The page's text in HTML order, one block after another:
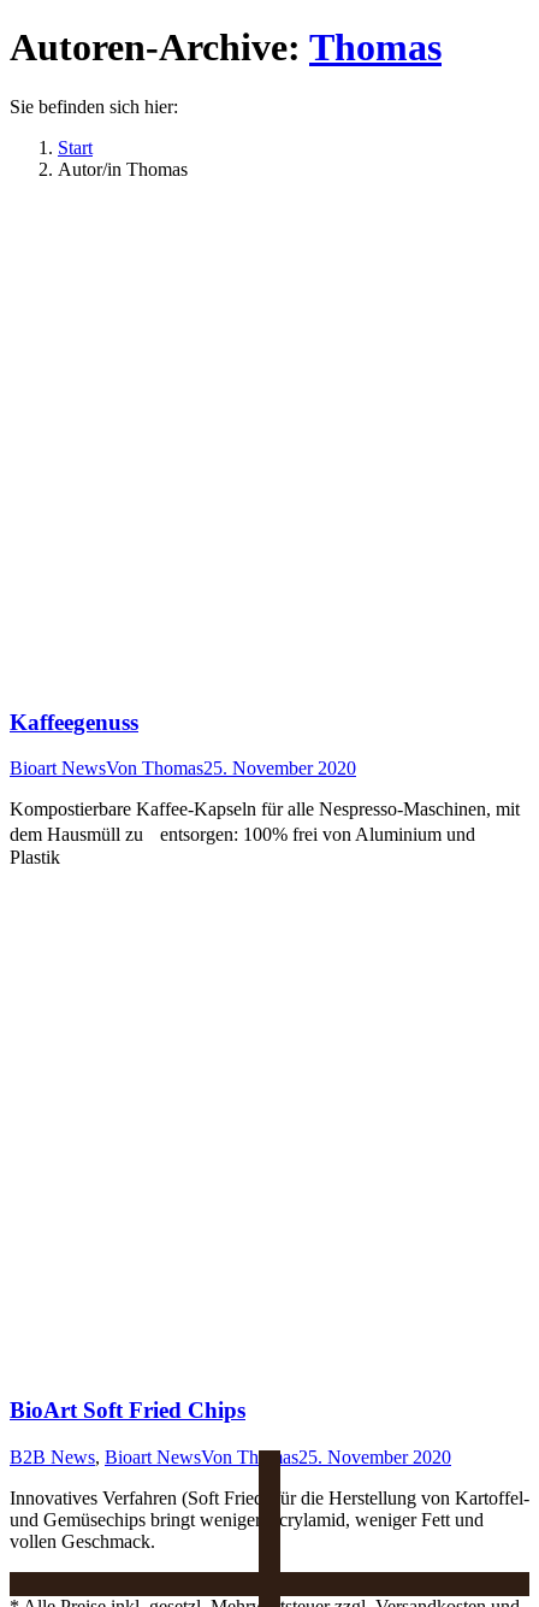
Autoren-Archive: Thomas
Sie befinden sich hier:
Start
Autor/in Thomas
Kaffeegenuss
Bioart NewsVon Thomas25. November 2020
Kompostierbare Kaffee-Kapseln für alle Nespresso-Maschinen, mit
dem Hausmüll zu entsorgen: 100% frei von Aluminium und
Plastik
BioArt Soft Fried Chips
B2B News, Bioart NewsVon Thomas25. November 2020
Innovatives Verfahren (Soft Fried) für die Herstellung von Kartoffel-
und Gemüsechips bringt weniger Acrylamid, weniger Fett und
vollen Geschmack.